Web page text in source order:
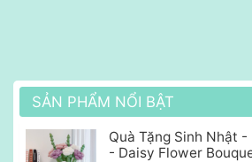
SẢN PHẨM NỔI BẬT
Quà Tặng Sinh Nhật -
- Daisy Flower